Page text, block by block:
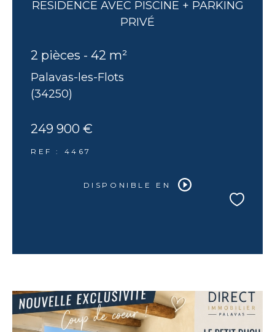
RESIDENCE AVEC PISCINE + PARKING
PRIVÉ
2 pièces - 42 m²
Palavas-les-Flots
(34250)
249 900 €
REF : 4467
DISPONIBLE EN